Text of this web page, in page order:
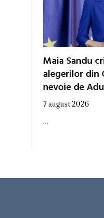
Maia Sandu
alegerilor din
nevoie de
7 august 2026
…